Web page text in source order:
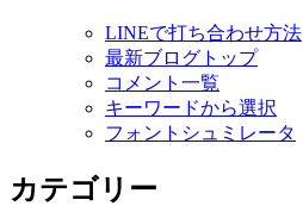
LINEで打ち合わせ方法
最新ブログトップ
コメント一覧
キーワードから選択
フォントシュミレータ
カテゴリー